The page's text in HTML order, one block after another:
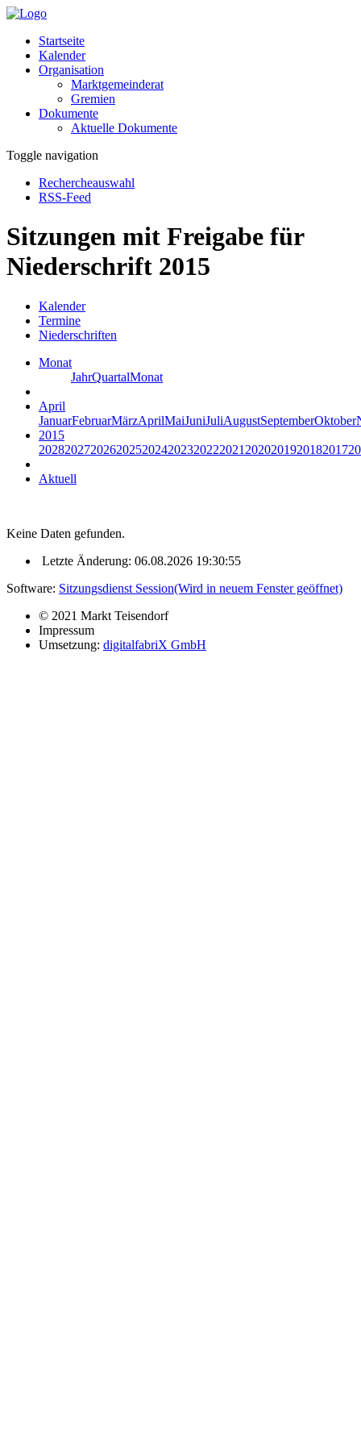
Startseite
Kalender
Organisation
Marktgemeinderat
Gremien
Dokumente
Aktuelle Dokumente
Toggle navigation
Rechercheauswahl
RSS-Feed
Sitzungen mit Freigabe für
Niederschrift 2015
Kalender
Termine
Niederschriften
Monat
JahrQuartalMonat
April
JanuarFebruarMärzAprilMaiJuniJuliAugustSeptemberOktober
2015
20282027202620252024202320222021 2020201920182017
Aktuell
Keine Daten gefunden.
Letzte Änderung: 06.08.2026 19:30:55
Software: Sitzungsdienst Session(Wird in neuem Fenster geöffnet)
© 2021 Markt Teisendorf
Impressum
Umsetzung: digitalfabriX GmbH